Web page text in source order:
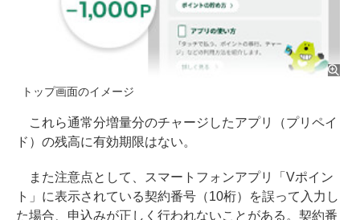
トップ画面のイメージ
これら通常分増量分のチャージしたアプリ（プリペイ
ド）の残高に有効期限はない。
また注意点として、スマートフォンアプリ「Vポイン
ト」に表示されている契約番号（10桁）を誤って入力し
た場合、申込みが正しく行われないことがある。契約番